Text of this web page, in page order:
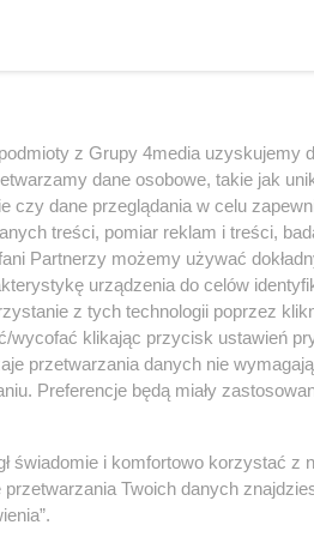
mają tolerancję
kierowca.
że próg ten jest
– sięga 25 km na godz. –
się „ustrzelić”, to nie
karne.
z Grupy 4media uzyskujemy
dane osobowe, takie jak
czy dane przeglądania w celu
treści, pomiar reklam i treści,
Partnerzy możemy używać
urządzenia do celów
z tych technologii poprzez
wycofać klikając przycisk ustawień
przetwarzania danych nie
Preferencje będą miały
świadomie i komfortowo korzystać z
Twoich danych